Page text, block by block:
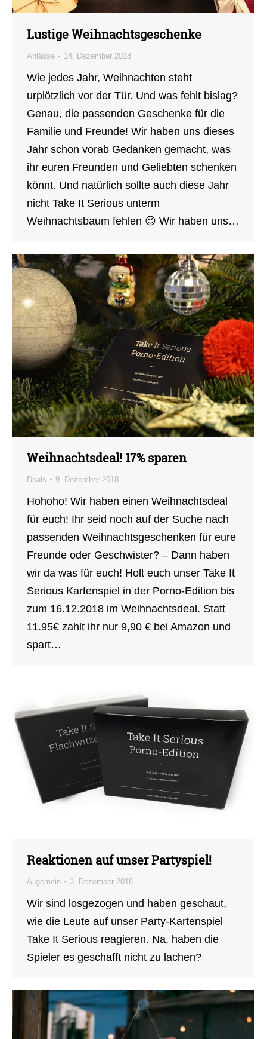
Lustige Weihnachtsgeschenke
Anlässe 14. Dezember 2018
Wie jedes Jahr, Weihnachten steht
urplötzlich vor der Tür. Und was fehlt bislag?
Genau, die passenden Geschenke für die
Familie und Freunde! Wir haben uns dieses
Jahr schon vorab Gedanken gemacht, was
ihr euren Freunden und Geliebten schenken
könnt. Und natürlich sollte auch diese Jahr
nicht Take It Serious unterm
Weihnachtsbaum fehlen 😉 Wir haben uns…
Weihnachtsdeal! 17% sparen
Deals 9. Dezember 2018
Hohoho! Wir haben einen Weihnachtsdeal
für euch! Ihr seid noch auf der Suche nach
passenden Weihnachtsgeschenken für eure
Freunde oder Geschwister? – Dann haben
wir da was für euch! Holt euch unser Take It
Serious Kartenspiel in der Porno-Edition bis
zum 16.12.2018 im Weihnachtsdeal. Statt
11.95€ zahlt ihr nur 9,90 € bei Amazon und
spart…
Reaktionen auf unser Partyspiel!
Allgemein 3. Dezember 2018
Wir sind losgezogen und haben geschaut,
wie die Leute auf unser Party-Kartenspiel
Take It Serious reagieren. Na, haben die
Spieler es geschafft nicht zu lachen?